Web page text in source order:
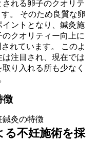
れる卵子のクオリテ
。 そのため良質な卵
ントとなり、鍼灸施
クオリティー向上に
れています。 このよ
注目され、現在では
り入れる所も少なく
徴
る不妊施術を採